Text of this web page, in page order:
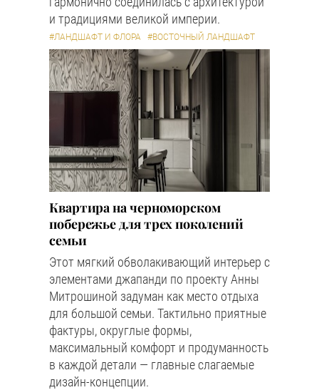
и традициями великой империи.
#ЛАНДШАФТ И ФЛОРА #ВОСТОЧНЫЙ ЛАНДШАФТ
Квартира на черноморском
побережье для трех поколений
семьи
Этот мягкий обволакивающий интерьер с
элементами джапанди по проекту Анны
Митрошиной задуман как место отдыха
для большой семьи. Тактильно приятные
фактуры, округлые формы,
максимальный комфорт и продуманность
в каждой детали — главные слагаемые
дизайн-концепции.